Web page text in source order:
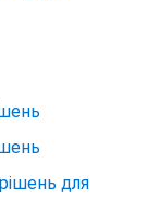
для